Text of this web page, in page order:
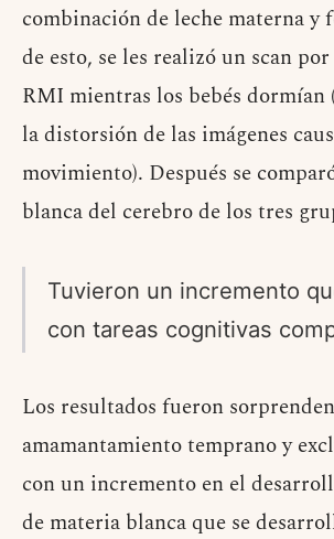
combinación de leche materna y
de esto, se les realizó un scan
RMI mientras los bebés dormían
la distorsión de las imágenes
movimiento). Después se
blanca del cerebro de los tres
Tuvieron un incremento
con tareas cognitivas
Los resultados fueron
amamantamiento temprano y
con un incremento en el
de materia blanca que se